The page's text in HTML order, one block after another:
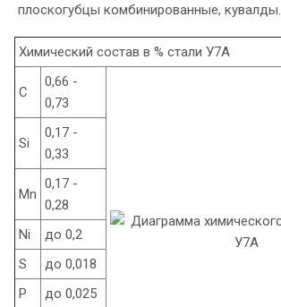
плоскогубцы комбинированные, кувалды.
Химический состав в % стали У7А
C
0,66 -
0,73
Si
0,17 -
0,33
Mn
0,17 -
0,28
Ni
до 0,2
S
до 0,018
P
до 0,025